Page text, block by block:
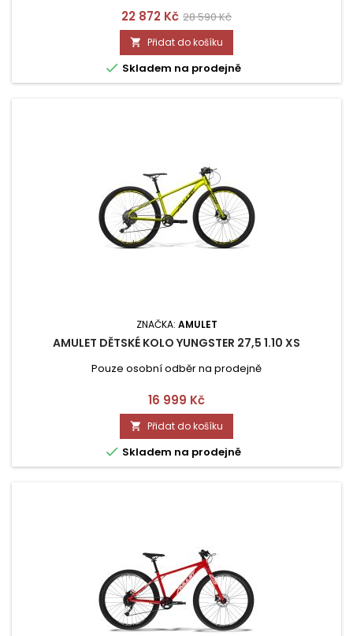
Cena
22 872 Kč Běžná
cena
28 590 Kč
 Přidat do košíku
 Skladem na prodejně
ZNAČKA: AMULET
AMULET DĚTSKÉ KOLO YUNGSTER 27,5 1.10 XS
Pouze osobní odběr na prodejně
Cena
16 999 Kč
 Přidat do košíku
 Skladem na prodejně